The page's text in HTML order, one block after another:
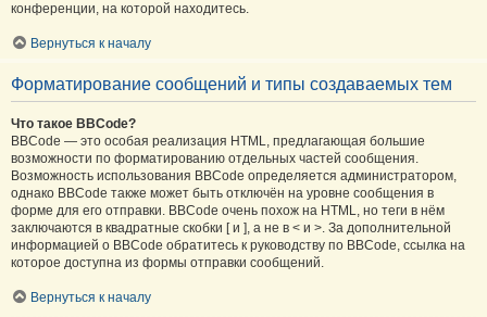
конференции, на которой находитесь.
Вернуться к началу
Форматирование сообщений и типы создаваемых тем
Что такое BBCode?
BBCode — это особая реализация HTML, предлагающая большие
возможности по форматированию отдельных частей сообщения.
Возможность использования BBCode определяется администратором,
однако BBCode также может быть отключён на уровне сообщения в
форме для его отправки. BBCode очень похож на HTML, но теги в нём
заключаются в квадратные скобки [ и ], а не в < и >. За дополнительной
информацией о BBCode обратитесь к руководству по BBCode, ссылка на
которое доступна из формы отправки сообщений.
Вернуться к началу